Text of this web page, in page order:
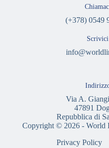
(+378) 0549
Scrivici
Via A.
47891
Repubblica di
Copyright © 2026 - World
Privacy Policy